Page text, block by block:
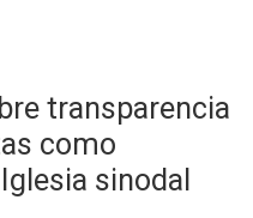
transparencia
como
sinodal